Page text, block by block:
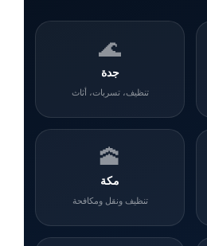
🌊
جدة
تنظيف، تسربات، أثاث
🕋
مكة
تنظيف ونقل ومكافحة